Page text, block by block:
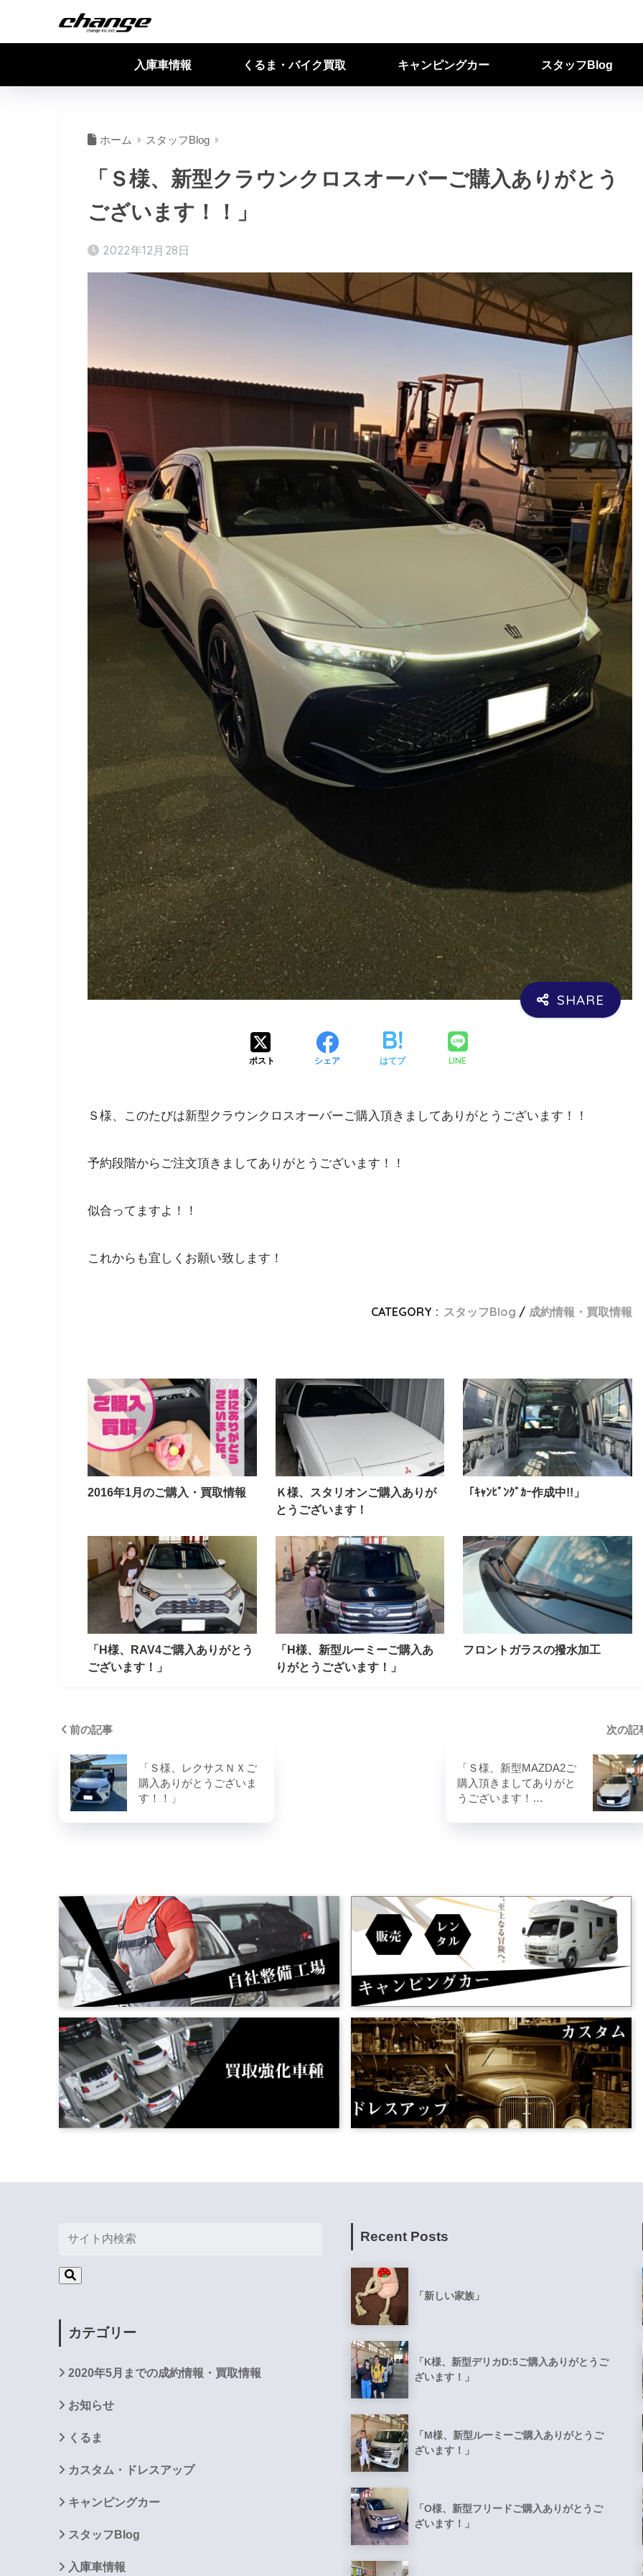
入庫車情報 くるま・バイク買取 キャンピングカー スタッフBlog
ホーム スタッフBlog
「Ｓ様、新型クラウンクロスオーバーご購入ありがとう
ございます！！」
2022年12月28日
ポスト シェア はてブ LINE
Ｓ様、このたびは新型クラウンクロスオーバーご購入頂きましてありがとうございます！！
予約段階からご注文頂きましてありがとうございます！！
似合ってますよ！！
これからも宜しくお願い致します！
CATEGORY : スタッフBlog 成約情報・買取情報
2016年1月のご購入・買取情報
Ｋ様、スタリオンご購入ありが
とうございます！
「ｷｬﾝﾋﾟﾝｸﾞｶｰ作成中!!」
「H様、RAV4ご購入ありがとう
ございます！」
「H様、新型ルーミーご購入あ
りがとうございます！」
フロントガラスの撥水加工
前の記事
「Ｓ様、レクサスＮＸご
購入ありがとうございま
す！！」
次の
「Ｓ様、新型MAZDA2ご
購入頂きましてありがと
うございます！…
カテゴリー
2020年5月までの成約情報・買取情報
お知らせ
くるま
カスタム・ドレスアップ
キャンピングカー
スタッフBlog
入庫車情報
Recent Posts
「新しい家族」
「K様、新型デリカD:5ご購入ありがとうご
ざいます！」
「M様、新型ルーミーご購入ありがとうご
ざいます！」
「O様、新型フリードご購入ありがとうご
ざいます！」